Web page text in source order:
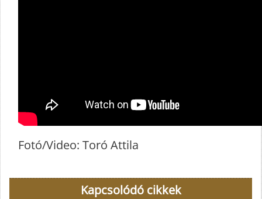
Fotó/Video: Toró Attila
Kapcsolódó cikkek